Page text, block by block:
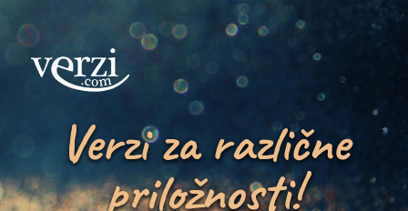
Verzi za različne
priložnosti!